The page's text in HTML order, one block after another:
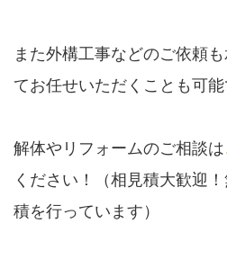
また外構工事などのご依頼
てお任せいただくことも可能
解体やリフォームのご相談は
ください！（相見積大歓迎
積を行っています）